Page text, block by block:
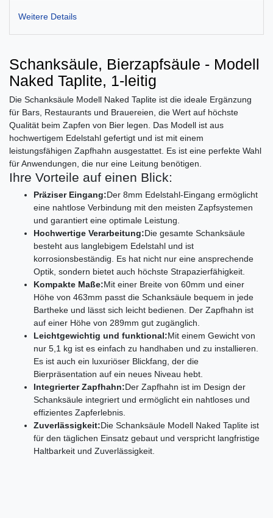
Weitere Details
Schanksäule, Bierzapfsäule - Modell
Naked Taplite, 1-leitig
Die Schanksäule Modell Naked Taplite ist die ideale Ergänzung
für Bars, Restaurants und Brauereien, die Wert auf höchste
Qualität beim Zapfen von Bier legen. Das Modell ist aus
hochwertigem Edelstahl gefertigt und ist mit einem
leistungsfähigen Zapfhahn ausgestattet. Es ist eine perfekte Wahl
für Anwendungen, die nur eine Leitung benötigen.
Ihre Vorteile auf einen Blick:
Präziser Eingang:Der 8mm Edelstahl-Eingang ermöglicht
eine nahtlose Verbindung mit den meisten Zapfsystemen
und garantiert eine optimale Leistung.
Hochwertige Verarbeitung:Die gesamte Schanksäule
besteht aus langlebigem Edelstahl und ist
korrosionsbeständig. Es hat nicht nur eine ansprechende
Optik, sondern bietet auch höchste Strapazierfähigkeit.
Kompakte Maße:Mit einer Breite von 60mm und einer
Höhe von 463mm passt die Schanksäule bequem in jede
Bartheke und lässt sich leicht bedienen. Der Zapfhahn ist
auf einer Höhe von 289mm gut zugänglich.
Leichtgewichtig und funktional:Mit einem Gewicht von
nur 5,1 kg ist es einfach zu handhaben und zu installieren.
Es ist auch ein luxuriöser Blickfang, der die
Bierpräsentation auf ein neues Niveau hebt.
Integrierter Zapfhahn:Der Zapfhahn ist im Design der
Schanksäule integriert und ermöglicht ein nahtloses und
effizientes Zapferlebnis.
Zuverlässigkeit:Die Schanksäule Modell Naked Taplite ist
für den täglichen Einsatz gebaut und verspricht langfristige
Haltbarkeit und Zuverlässigkeit.